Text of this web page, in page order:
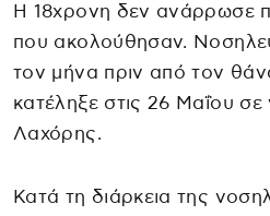
Η 18χρονη δεν ανάρρωσε
που ακολούθησαν.
τον μήνα πριν από τον
κατέληξε στις 26 Μαΐου σε
Λαχόρης.
Κατά τη διάρκεια της